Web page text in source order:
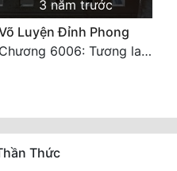
3 năm trước
Luyện Đỉnh Phong
Chương 6006: Tương lai ( đại kết cục )
Thức